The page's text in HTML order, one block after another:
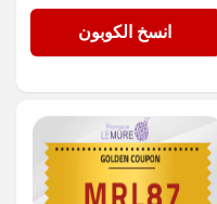
MRL87انسخ الكوبون